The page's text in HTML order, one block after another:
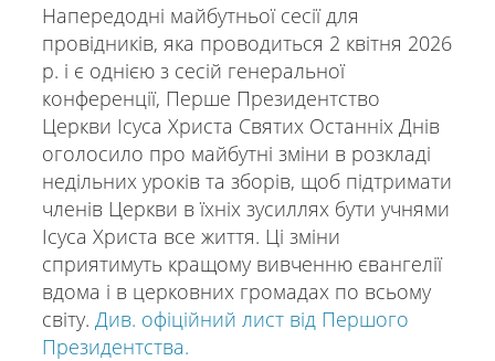
Напередодні майбутньої сесії для
провідників, яка проводиться 2 квітня 2026
р. і є однією з сесій генеральної
конференції, Перше Президентство
Церкви Ісуса Христа Святих Останніх Днів
оголосило про майбутні зміни в розкладі
недільних уроків та зборів, щоб підтримати
членів Церкви в їхніх зусиллях бути учнями
Ісуса Христа все життя. Ці зміни
сприятимуть кращому вивченню євангелії
вдома і в церковних громадах по всьому
світу. Див. офіційний лист від Першого
Президентства.